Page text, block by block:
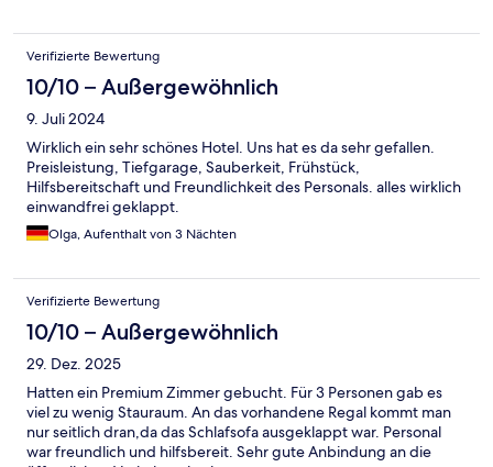
Verifizierte Bewertung
10/10 – Außergewöhnlich
9. Juli 2024
Wirklich ein sehr schönes Hotel. Uns hat es da sehr gefallen.
Preisleistung, Tiefgarage, Sauberkeit, Frühstück,
Hilfsbereitschaft und Freundlichkeit des Personals. alles wirklich
einwandfrei geklappt.
Olga, Aufenthalt von 3 Nächten
Verifizierte Bewertung
10/10 – Außergewöhnlich
29. Dez. 2025
Hatten ein Premium Zimmer gebucht. Für 3 Personen gab es
viel zu wenig Stauraum. An das vorhandene Regal kommt man
nur seitlich dran,da das Schlafsofa ausgeklappt war. Personal
war freundlich und hilfsbereit. Sehr gute Anbindung an die